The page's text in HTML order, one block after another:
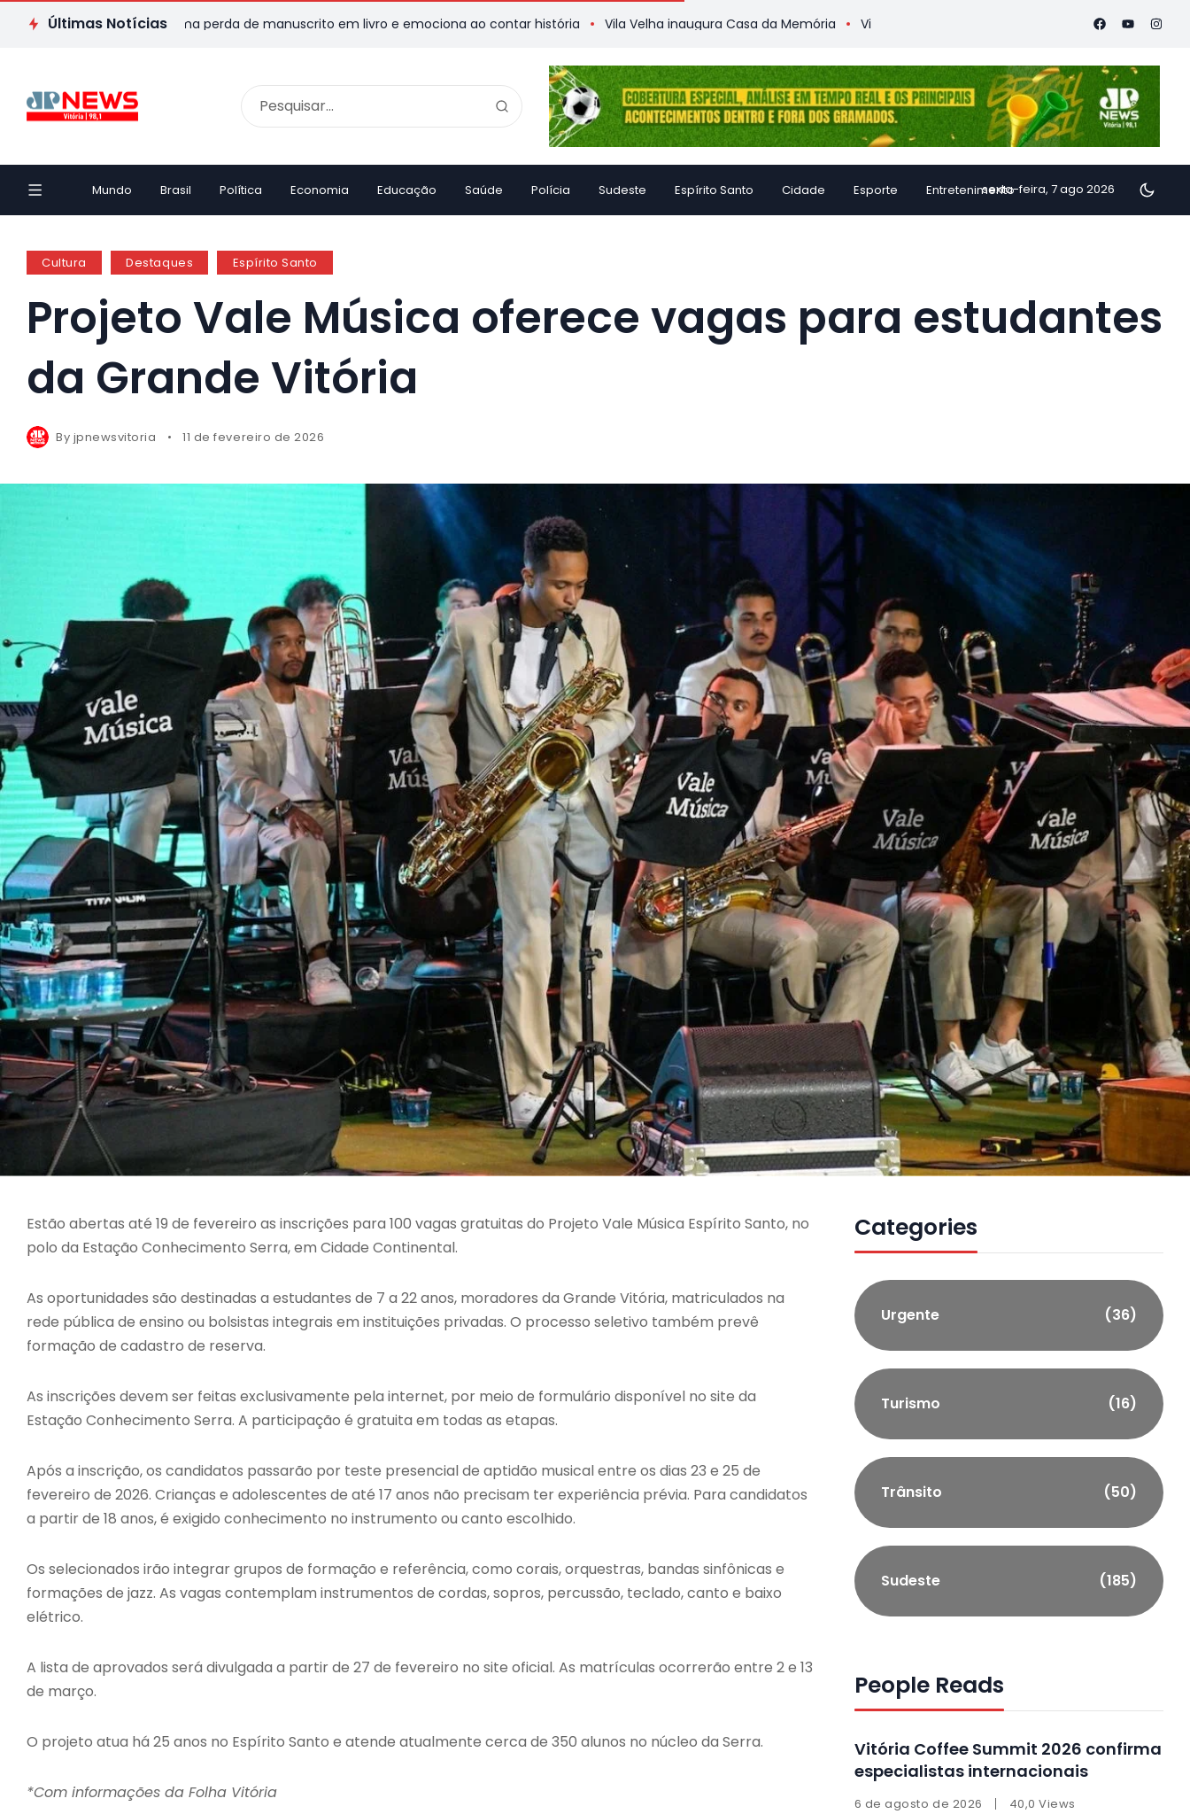
Últimas Notícias
capixaba transforma perda de manuscrito em livro e emociona ao contar história Vila Velha inaugura Casa da Memória Vitória Coffee Summit 2026 confirma especialistas
Mundo Brasil Política Economia Educação Saúde Polícia Sudeste Espírito Santo Cidade Esporte Entretenimentosexta-feira, 7 ago 2026
Cultura Destaques Espírito Santo
Projeto Vale Música oferece vagas para estudantes
da Grande Vitória
By jpnewsvitoria 11 de fevereiro de 2026
Estão abertas até 19 de fevereiro as inscrições para 100 vagas gratuitas do Projeto Vale Música Espírito Santo, no
polo da Estação Conhecimento Serra, em Cidade Continental.
As oportunidades são destinadas a estudantes de 7 a 22 anos, moradores da Grande Vitória, matriculados na
rede pública de ensino ou bolsistas integrais em instituições privadas. O processo seletivo também prevê
formação de cadastro de reserva.
As inscrições devem ser feitas exclusivamente pela internet, por meio de formulário disponível no site da
Estação Conhecimento Serra. A participação é gratuita em todas as etapas.
Após a inscrição, os candidatos passarão por teste presencial de aptidão musical entre os dias 23 e 25 de
fevereiro de 2026. Crianças e adolescentes de até 17 anos não precisam ter experiência prévia. Para candidatos
a partir de 18 anos, é exigido conhecimento no instrumento ou canto escolhido.
Os selecionados irão integrar grupos de formação e referência, como corais, orquestras, bandas sinfônicas e
formações de jazz. As vagas contemplam instrumentos de cordas, sopros, percussão, teclado, canto e baixo
elétrico.
A lista de aprovados será divulgada a partir de 27 de fevereiro no site oficial. As matrículas ocorrerão entre 2 e 13
de março.
O projeto atua há 25 anos no Espírito Santo e atende atualmente cerca de 350 alunos no núcleo da Serra.
*Com informações da Folha Vitória
Categories
Urgente (36)
Turismo (16)
Trânsito (50)
Sudeste (185)
People Reads
Vitória Coffee Summit 2026 confirma
especialistas internacionais
6 de agosto de 2026 40,0 Views